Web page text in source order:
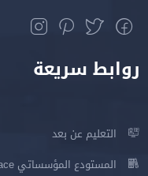
روابط سريعة
التعليم عن بعد
المستودع المؤسساتي DSpace